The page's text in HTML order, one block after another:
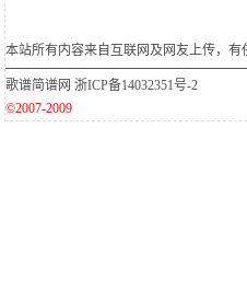
本站所有内容来自互联网及网友上传，有
歌谱简谱网 浙ICP备14032351号-2
©2007-2009